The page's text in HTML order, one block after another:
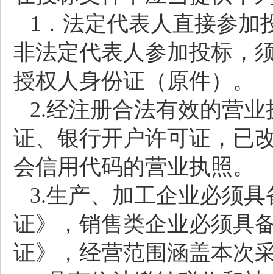
1 ．法定代表人直接参
非法定代表人参加投标，
授权人身份证（原件）。
2.经注册合法有效的营
证、银行开户许可证，已
会信用代码的营业执照。
3.生产、加工企业必须
证》，销售类企业必须具
证》，经营范围涵盖本次